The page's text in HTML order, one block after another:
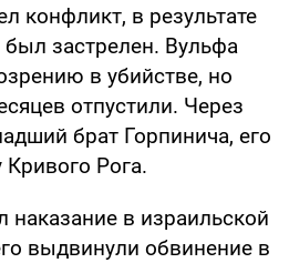
конфликт, в результате
был застрелен. Вульфа
в убийстве, но
отпустили. Через
брат Горпинича, его
Рога.
в израильской
выдвинули обвинение в